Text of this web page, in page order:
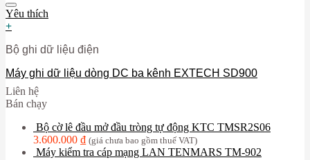
Yêu thích
+
Bộ ghi dữ liệu điện
Máy ghi dữ liệu dòng DC ba kênh EXTECH SD900
Liên hệ
Bán chạy
Bộ cờ lê đầu mở đầu tròng tự động KTC TMSR2S06
3.600.000 ₫ (giá chưa bao gồm thuế VAT)
Máy kiểm tra cáp mạng LAN TENMARS TM-902